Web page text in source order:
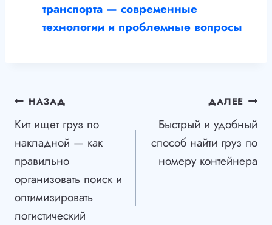
транспорта — современные
технологии и проблемные вопросы
Навигация
по
записям
НАЗАД
Кит ищет груз по
накладной — как
правильно
организовать поиск и
оптимизировать
логистический
ДАЛЕЕ
Быстрый и удобный
способ найти груз по
номеру контейнера